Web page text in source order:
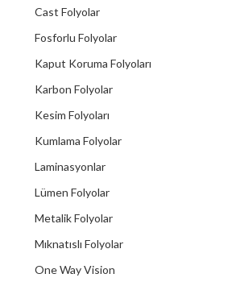
Cast Folyolar
Fosforlu Folyolar
Kaput Koruma Folyoları
Karbon Folyolar
Kesim Folyoları
Kumlama Folyolar
Laminasyonlar
Lümen Folyolar
Metalik Folyolar
Mıknatıslı Folyolar
One Way Vision